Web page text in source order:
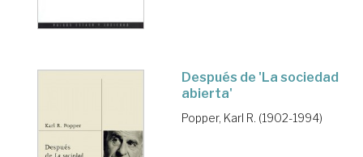
Después de 'La sociedad
abierta'
Popper, Karl R. (1902-1994)